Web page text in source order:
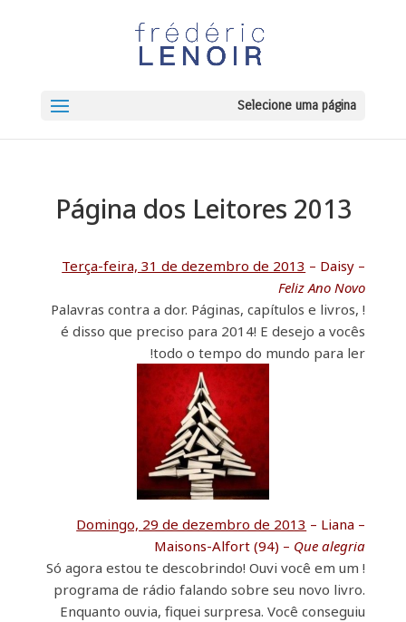
Selecione uma página
Página dos Leitores 2013
Terça-feira, 31 de dezembro de 2013 – Daisy –
Feliz Ano Novo
! Palavras contra a dor. Páginas, capítulos e livros,
é disso que preciso para 2014! E desejo a vocês
todo o tempo do mundo para ler!
Domingo, 29 de dezembro de 2013 – Liana –
Maisons-Alfort (94) – Que alegria
! Só agora estou te descobrindo! Ouvi você em um
programa de rádio falando sobre seu novo livro.
Enquanto ouvia, fiquei surpresa. Você conseguiu